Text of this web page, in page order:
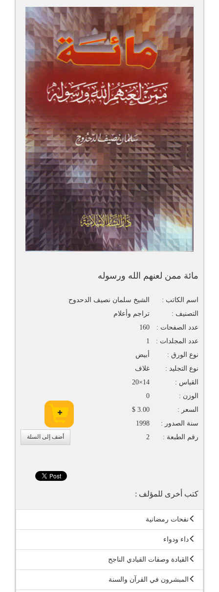
أضف إلى السلة
مائة ممن لعنهم الله ورسوله
اسم الكاتب :
الشيخ سلمان نصيف الدحدوح
التصنيف :
تراجم وأعلام
عدد الصفحات :
160
عدد المجلدات :
1
نوع الورق :
أبيض
نوع التجليد :
غلاف
القياس :
14×20
الوزن :
0
السعر :
3.00 $
سنة الصدور :
1998
رقم الطبعة :
2
كتب أخرى للمؤلف :
نفحات رمضانية
داء ودواء
القيادة وصفات القيادي الناجح
المبشرون في القرآن والسنة